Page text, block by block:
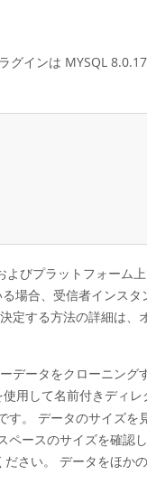
グインは MYSQL
びプラットフォーム
場合、受信者インスタ
定する方法の詳細は、
データをクローニング
使用して名前付きディ
す。 データのサイズを
ペースのサイズを確認
さい。 データをほか